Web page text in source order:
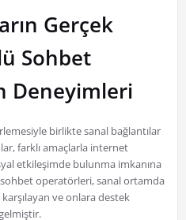
Gerçek
Sohbet
Deneyimleri
birlikte sanal bağlantılar
farklı amaçlarla internet
etkileşimde bulunma imkanına
operatörleri, sanal ortamda
ve onlara destek